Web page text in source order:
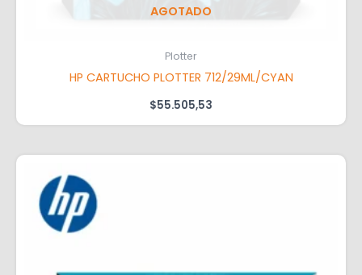
AGOTADO
Plotter
HP CARTUCHO PLOTTER 712/29ML/CYAN
$55.505,53